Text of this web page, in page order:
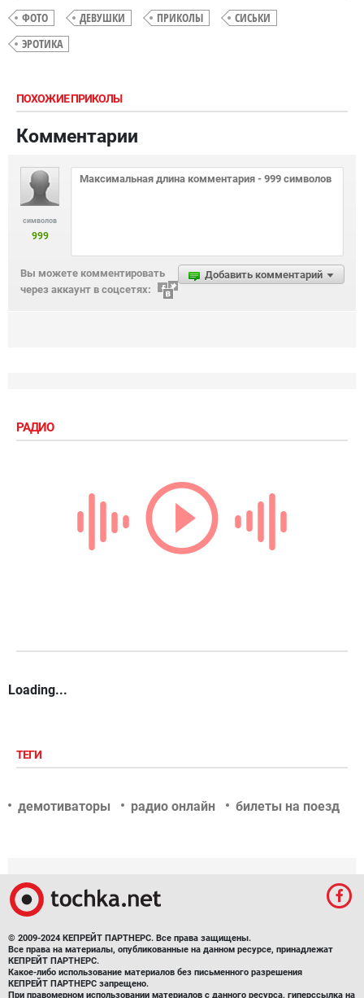
ФОТО ДЕВУШКИ ПРИКОЛЫ
СИСЬКИ
ЭРОТИКА
ПОХОЖИЕ ПРИКОЛЫ
Комментарии
символов
999
Добавить комментарий
Вы можете комментировать
через аккаунт в соцсетях:
РАДИО
Loading...
ТЕГИ
демотиваторы радио онлайн билеты на поезд
© 2009-2024 КЕПРЕЙТ ПАРТНЕРС. Все права защищены.
Все права на материалы, опубликованные на данном ресурсе, принадлежат
КЕПРЕЙТ ПАРТНЕРС.
Какое-либо использование материалов без письменного разрешения
КЕПРЕЙТ ПАРТНЕРС запрещено.
При правомерном использовании материалов с данного ресурса, гиперссылка на